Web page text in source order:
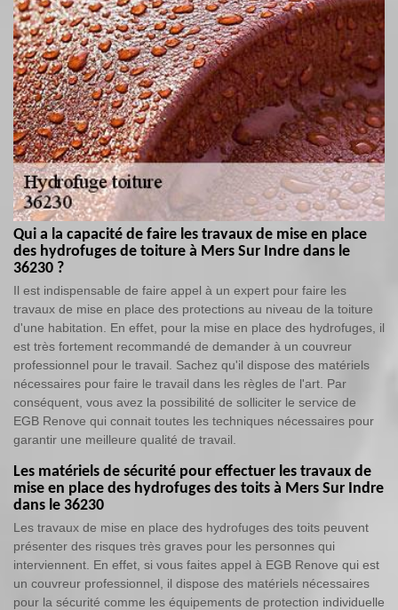
Qui a la capacité de faire les travaux de mise en place
des hydrofuges de toiture à Mers Sur Indre dans le
36230 ?
Il est indispensable de faire appel à un expert pour faire les
travaux de mise en place des protections au niveau de la toiture
d'une habitation. En effet, pour la mise en place des hydrofuges, il
est très fortement recommandé de demander à un couvreur
professionnel pour le travail. Sachez qu'il dispose des matériels
nécessaires pour faire le travail dans les règles de l'art. Par
conséquent, vous avez la possibilité de solliciter le service de
EGB Renove qui connait toutes les techniques nécessaires pour
garantir une meilleure qualité de travail.
Les matériels de sécurité pour effectuer les travaux de
mise en place des hydrofuges des toits à Mers Sur Indre
dans le 36230
Les travaux de mise en place des hydrofuges des toits peuvent
présenter des risques très graves pour les personnes qui
interviennent. En effet, si vous faites appel à EGB Renove qui est
un couvreur professionnel, il dispose des matériels nécessaires
pour la sécurité comme les équipements de protection individuelle